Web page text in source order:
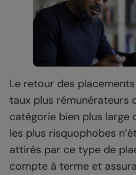
Le retour des
taux plus rémunérateurs
catégorie bien plus large
les plus risquophobes
attirés par ce type de
compte à terme et